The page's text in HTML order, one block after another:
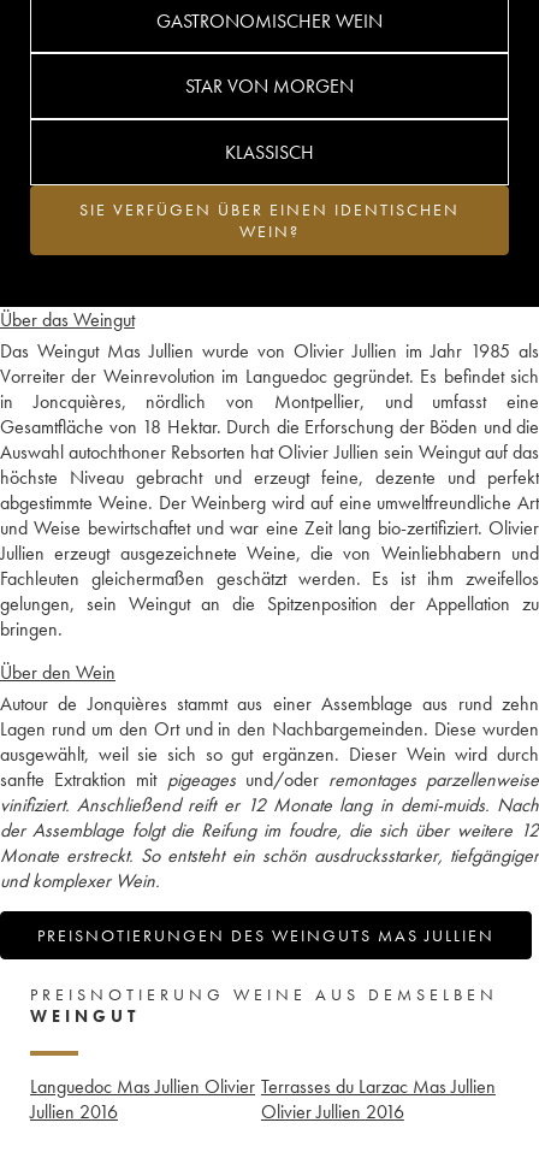
Über das Weingut
Das Weingut Mas Jullien wurde von Olivier Jullien im Jahr 1985 als
Vorreiter der Weinrevolution im Languedoc gegründet. Es befindet sich
in Joncquières, nördlich von Montpellier, und umfasst eine
Gesamtfläche von 18 Hektar. Durch die Erforschung der Böden und die
Auswahl autochthoner Rebsorten hat Olivier Jullien sein Weingut auf das
höchste Niveau gebracht und erzeugt feine, dezente und perfekt
abgestimmte Weine. Der Weinberg wird auf eine umweltfreundliche Art
und Weise bewirtschaftet und war eine Zeit lang bio-zertifiziert. Olivier
Jullien erzeugt ausgezeichnete Weine, die von Weinliebhabern und
Fachleuten gleichermaßen geschätzt werden. Es ist ihm zweifellos
gelungen, sein Weingut an die Spitzenposition der Appellation zu
bringen.
Über den Wein
Autour de Jonquières stammt aus einer Assemblage aus rund zehn
Lagen rund um den Ort und in den Nachbargemeinden. Diese wurden
ausgewählt, weil sie sich so gut ergänzen. Dieser Wein wird durch
sanfte Extraktion mit pigeagesund/oder remontagesparzellenweise
vinifiziert. Anschließend reift er 12 Monate lang in demi-muids. Nach
der Assemblage folgt die Reifung im foudre, die sich über weitere 12
Monate erstreckt. So entsteht ein schön ausdrucksstarker, tiefgängiger
und komplexer Wein.
PREISNOTIERUNGEN DES WEINGUTS MAS JULLIEN
GASTRONOMISCHER WEIN
STAR VON MORGEN
KLASSISCH
SIE VERFÜGEN ÜBER EINEN IDENTISCHEN
WEIN?
PREISNOTIERUNG WEINE AUS DEMSELBEN
WEINGUT
Languedoc Mas Jullien Olivier
Jullien 2016
Terrasses du Larzac Mas Jullien
Olivier Jullien 2016